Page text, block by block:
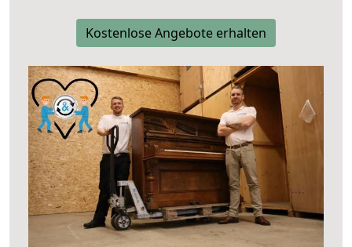
Kostenlose Angebote erhalten